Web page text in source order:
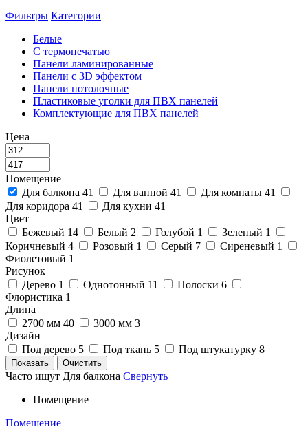
Фильтры Категории
Белые
С термопечатью
Панели ламинированные
Панели с 3D эффектом
Панели потолочные
Пластиковые уголки для ПВХ панелей
Комплектующие для ПВХ панелей
Цена
Помещение
Для балкона 41 Для ванной 41 Для комнаты 41
Для коридора 41 Для кухни 41
Цвет
Бежевый 14 Белый 2 Голубой 1 Зеленый 1
Коричневый 4 Розовый 1 Серый 7 Сиреневый 1
Фиолетовый 1
Рисунок
Дерево 1 Однотонный 11 Полоски 6
Флористика 1
Длина
2700 мм 40 3000 мм 3
Дизайн
Под дерево 5 Под ткань 5 Под штукатурку 8
Часто ищут Для балкона Свернуть
Помещение
Помещение